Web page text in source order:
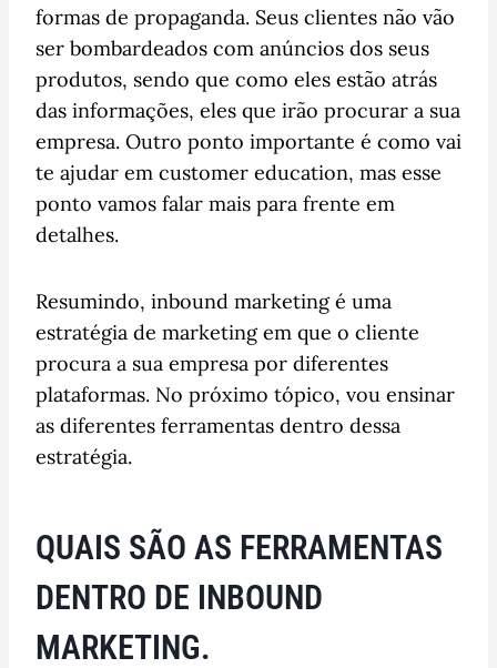
formas de propaganda. Seus clientes não vão
ser bombardeados com anúncios dos seus
produtos, sendo que como eles estão atrás
das informações, eles que irão procurar a sua
empresa. Outro ponto importante é como vai
te ajudar em customer education, mas esse
ponto vamos falar mais para frente em
detalhes.
Resumindo, inbound marketing é uma
estratégia de marketing em que o cliente
procura a sua empresa por diferentes
plataformas. No próximo tópico, vou ensinar
as diferentes ferramentas dentro dessa
estratégia.
QUAIS SÃO AS FERRAMENTAS
DENTRO DE INBOUND
MARKETING.